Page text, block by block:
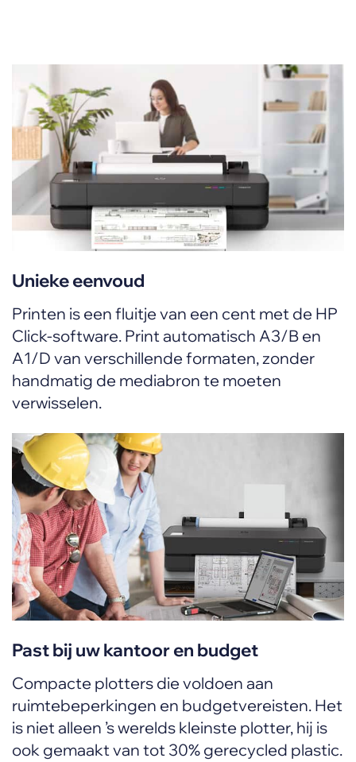
Unieke eenvoud
Printen is een fluitje van een cent met de HP
Click-software. Print automatisch A3/B en
A1/D van verschillende formaten, zonder
handmatig de mediabron te moeten
verwisselen.
Past bij uw kantoor en budget
Compacte plotters die voldoen aan
ruimtebeperkingen en budgetvereisten. Het
is niet alleen ’s werelds kleinste plotter, hij is
ook gemaakt van tot 30% gerecycled plastic.